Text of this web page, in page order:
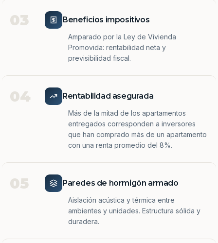
03 Beneficios impositivos
Amparado por la Ley de Vivienda
Promovida: rentabilidad neta y
previsibilidad fiscal.
04 Rentabilidad asegurada
Más de la mitad de los apartamentos
entregados corresponden a inversores
que han comprado más de un apartamento
con una renta promedio del 8%.
05 Paredes de hormigón armado
Aislación acústica y térmica entre
ambientes y unidades. Estructura sólida y
duradera.